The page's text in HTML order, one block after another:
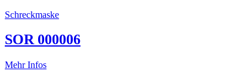
Schreckmaske
SOR 000006
Mehr Infos